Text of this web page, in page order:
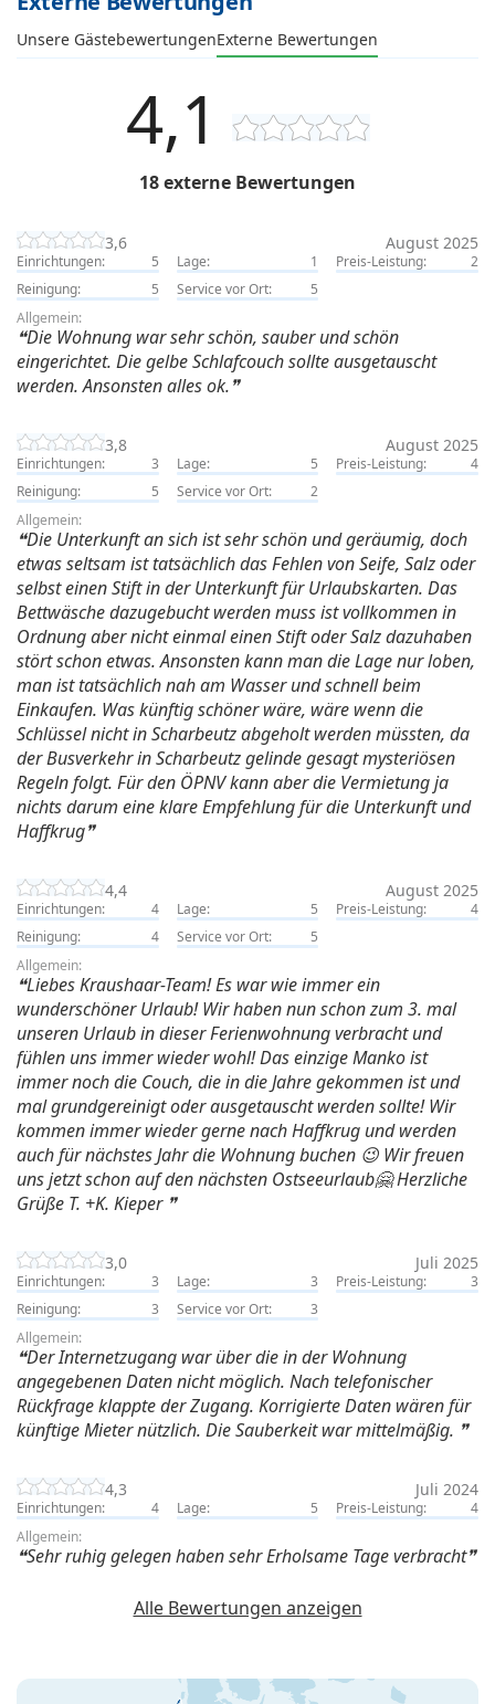
Unsere GästebewertungenExterne Bewertungen
4,1
18 externe Bewertungen
3,6 August 2025
Einrichtungen: 5 Lage: 1 Preis-Leistung:
2
Reinigung:
5 Service vor Ort:
5
Allgemein:
Die Wohnung war sehr schön, sauber und schön
eingerichtet. Die gelbe Schlafcouch sollte ausgetauscht
werden. Ansonsten alles ok.
3,8 August 2025
Einrichtungen: 3 Lage: 5 Preis-Leistung:
4
Reinigung:
5 Service vor Ort:
2
Allgemein:
Die Unterkunft an sich ist sehr schön und geräumig, doch
etwas seltsam ist tatsächlich das Fehlen von Seife, Salz oder
selbst einen Stift in der Unterkunft für Urlaubskarten. Das
Bettwäsche dazugebucht werden muss ist vollkommen in
Ordnung aber nicht einmal einen Stift oder Salz dazuhaben
stört schon etwas. Ansonsten kann man die Lage nur loben,
man ist tatsächlich nah am Wasser und schnell beim
Einkaufen. Was künftig schöner wäre, wäre wenn die
Schlüssel nicht in Scharbeutz abgeholt werden müssten, da
der Busverkehr in Scharbeutz gelinde gesagt mysteriösen
Regeln folgt. Für den ÖPNV kann aber die Vermietung ja
nichts darum eine klare Empfehlung für die Unterkunft und
Haffkrug
4,4 August 2025
Einrichtungen: 4 Lage: 5 Preis-Leistung:
4
Reinigung:
4 Service vor Ort:
5
Allgemein:
Liebes Kraushaar-Team! Es war wie immer ein
wunderschöner Urlaub! Wir haben nun schon zum 3. mal
unseren Urlaub in dieser Ferienwohnung verbracht und
fühlen uns immer wieder wohl! Das einzige Manko ist
immer noch die Couch, die in die Jahre gekommen ist und
mal grundgereinigt oder ausgetauscht werden sollte! Wir
kommen immer wieder gerne nach Haffkrug und werden
auch für nächstes Jahr die Wohnung buchen 😉 Wir freuen
uns jetzt schon auf den nächsten Ostseeurlaub🤗 Herzliche
Grüße T. +K. Kieper
3,0 Juli 2025
Einrichtungen: 3 Lage: 3 Preis-Leistung:
3
Reinigung:
3 Service vor Ort:
3
Allgemein:
Der Internetzugang war über die in der Wohnung
angegebenen Daten nicht möglich. Nach telefonischer
Rückfrage klappte der Zugang. Korrigierte Daten wären für
künftige Mieter nützlich. Die Sauberkeit war mittelmäßig.
4,3 Juli 2024
Einrichtungen: 4 Lage: 5 Preis-Leistung:
4
Allgemein:
Sehr ruhig gelegen haben sehr Erholsame Tage verbracht
Alle Bewertungen anzeigen